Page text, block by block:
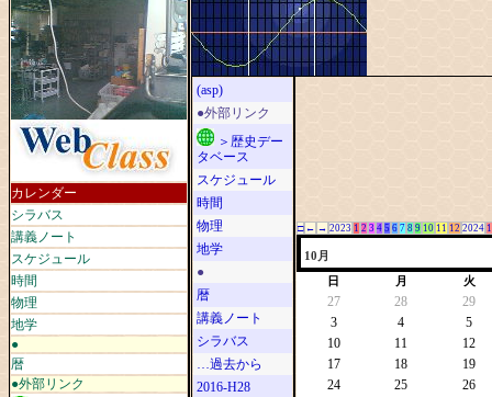
カレンダー
シラバス
講義ノート
スケジュール
時間
物理
地学
●
暦
●外部リンク
(asp)
●外部リンク
＞歴史デー
タベース
スケジュール
時間
物理
地学
●
暦
講義ノート
シラバス
…過去から
2016-H28
□ ← → 2023 1 2 3 4 5 6 7 8 9 10 11 12 2024 1
10月
日 月 火
27 28
29
3
4
5
10
11
12
17
18
19
24
25
26